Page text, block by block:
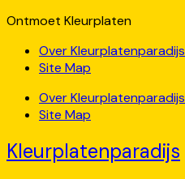
Ontmoet Kleurplaten
Over Kleurplatenparadijs
Site Map
Over Kleurplatenparadijs
Site Map
Kleurplatenparadijs